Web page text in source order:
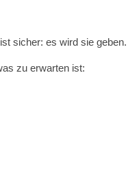
sicher: es wird sie geben.
zu erwarten ist: